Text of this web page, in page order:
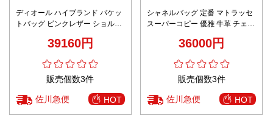
ディオール ハイブランド バケッ
トバッグ ピンクレザー ショルダ
39160円
販売個数3件
佐川急便 HOT
シャネルバッグ 定番 マトラッセ
スーパーコピー 優雅 牛革 チェー
36000円
販売個数3件
佐川急便 HOT